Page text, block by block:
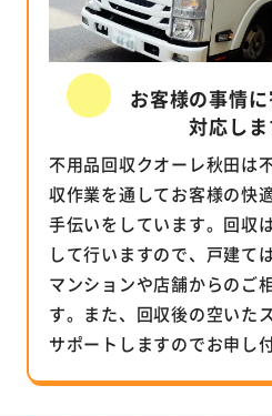
お客様の事情
対応しま
不用品回収クオーレ秋田は
収作業を通してお客様の快
手伝いをしています。回収
して行いますので、戸建て
マンションや店舗からのご
す。また、回収後の空いた
サポートしますのでお申し